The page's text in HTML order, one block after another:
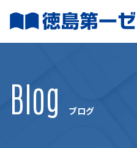
ン
ー
Blog ブログ